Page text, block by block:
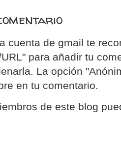
cuenta de gmail te
para añadir tu
La opción
en tu comentario.
de este blog